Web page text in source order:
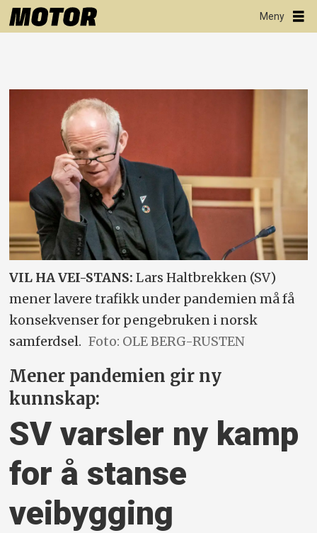
VIL HA VEI-STANS: Lars Haltbrekken (SV)
mener lavere trafikk under pandemien må få
konsekvenser for pengebruken i norsk
samferdsel. Foto: OLE BERG-RUSTEN
Mener pandemien gir ny
kunnskap:
SV varsler ny kamp
for å stanse
veibygging